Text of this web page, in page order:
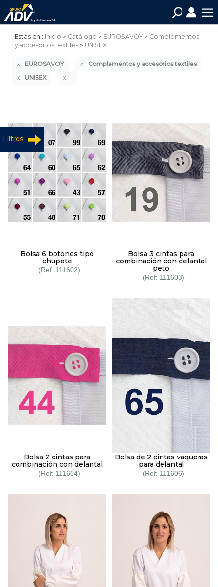
Estás en : Inicio Catálogo EUROSAVOY
Complementos
y accesorios textiles
UNISEX
Filtros
EUROSAVOY
Complementos y accesorios textiles
UNISEX
Bolsa 6 botones tipo
chupete
111602
Bolsa 3 cintas para
combinación con delantal
peto
111603
Bolsa 2 cintas para
combinación con delantal
111604
Bolsa de 2 cintas vaqueras
para delantal
111606